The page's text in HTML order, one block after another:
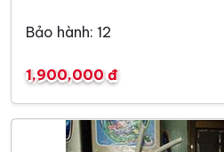
Bảo hành: 12
1,900,000 đ